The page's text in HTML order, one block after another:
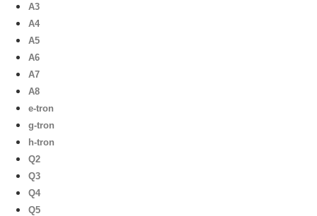
A3
A4
A5
A6
A7
A8
e-tron
g-tron
h-tron
Q2
Q3
Q4
Q5